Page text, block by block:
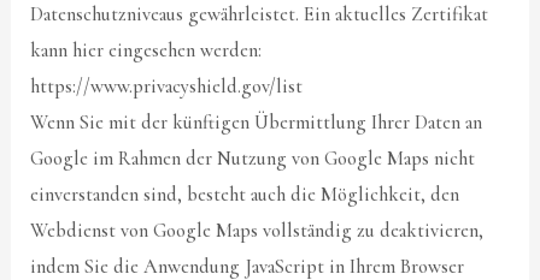
Datenschutzniveaus gewährleistet. Ein aktuelles Zertifikat
kann hier eingesehen werden:
https://www.privacyshield.gov/list
Wenn Sie mit der künftigen Übermittlung Ihrer Daten an
Google im Rahmen der Nutzung von Google Maps nicht
einverstanden sind, besteht auch die Möglichkeit, den
Webdienst von Google Maps vollständig zu deaktivieren,
indem Sie die Anwendung JavaScript in Ihrem Browser